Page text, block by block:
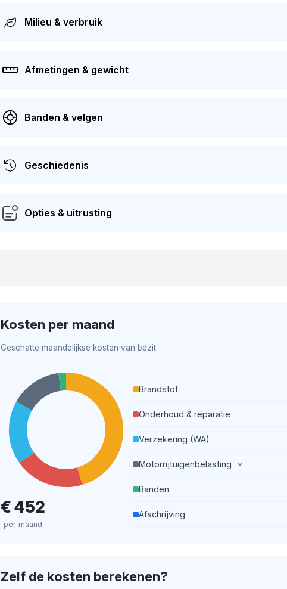
Milieu & verbruik
Afmetingen & gewicht
Banden & velgen
Geschiedenis
Opties & uitrusting
Kosten per maand
Geschatte maandelijkse kosten van bezit
€ 452
per maand
Brandstof
Onderhoud & reparatie
Verzekering (WA)
Motorrijtuigenbelasting
Banden
Afschrijving
Zelf de kosten berekenen?